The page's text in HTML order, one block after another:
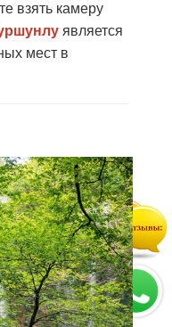
взять камеру
является
мест в